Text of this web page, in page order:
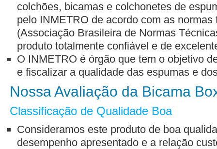
colchões, bicamas e colchonetes de
pelo INMETRO de acordo com as
(Associação Brasileira de Normas
produto totalmente confiável e de
O INMETRO é órgão que tem o objetivo
e fiscalizar a qualidade das espumas e
Nossa Avaliação da Bicama
Classificação de Qualidade Boa
Consideramos este produto de boa
desempenho apresentado e a relação